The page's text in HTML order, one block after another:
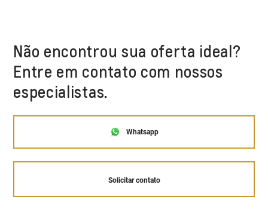
Não encontrou sua oferta ideal?
Entre em contato com nossos
especialistas.
Whatsapp
Solicitar contato